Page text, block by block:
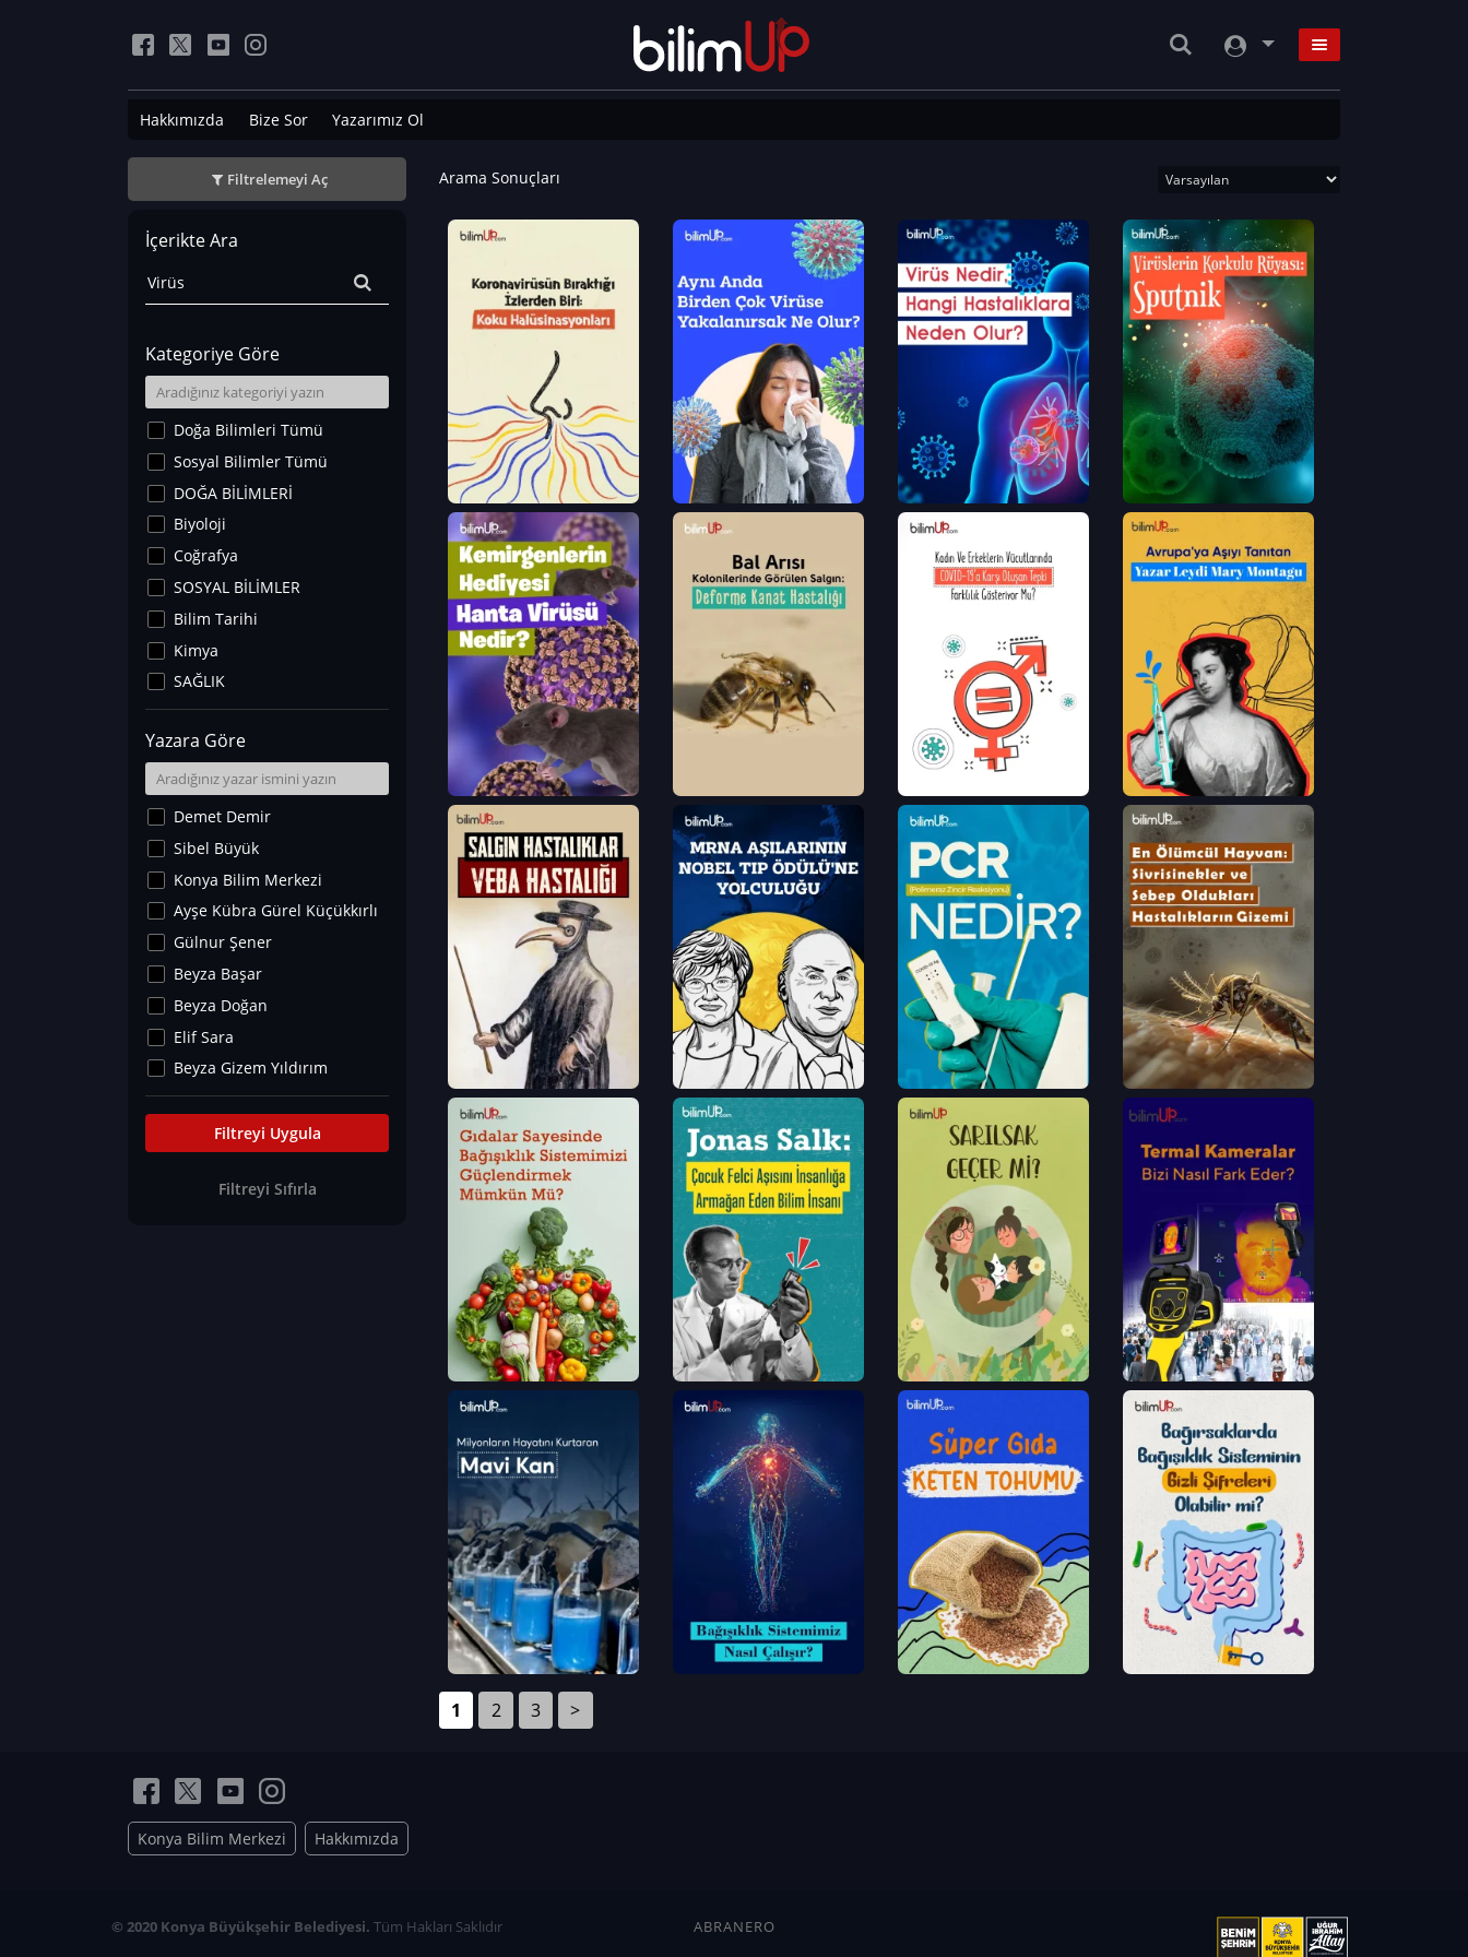
Hakkımızda Bize Sor Yazarımız Ol
Filtrelemeyi Aç
İçerikte Ara
Kategoriye Göre
Doğa Bilimleri Tümü
Sosyal Bilimler Tümü
DOĞA BİLİMLERİ
Biyoloji
Coğrafya
SOSYAL BİLİMLER
Bilim Tarihi
Kimya
SAĞLIK
Sanat Tarihi
Fizik
Yer Bilimleri
Astronomi ve Uzay
Noroloji
Matematik
Teknoloji
İklim Değişikliği
Arkeoloji
Kültür&Sanat
Yaşam Tavsiyeleri
Merakoloji
Eğitim Bilimleri
Yazara Göre
Demet Demir
Sibel Büyük
Konya Bilim Merkezi
Ayşe Kübra Gürel Küçükkırlı
Gülnur Şener
Beyza Başar
Beyza Doğan
Elif Sara
Beyza Gizem Yıldırım
İlknur İyigökler
Büşra Elif Kıvrak
Can TORUN
Filtreyi Uygula
Filtreyi Sıfırla
Arama Sonuçları
1 2 3 >
Konya Bilim Merkezi Hakkımızda
© 2020 Konya Büyükşehir Belediyesi. Tüm Hakları Saklıdır ABRANERO